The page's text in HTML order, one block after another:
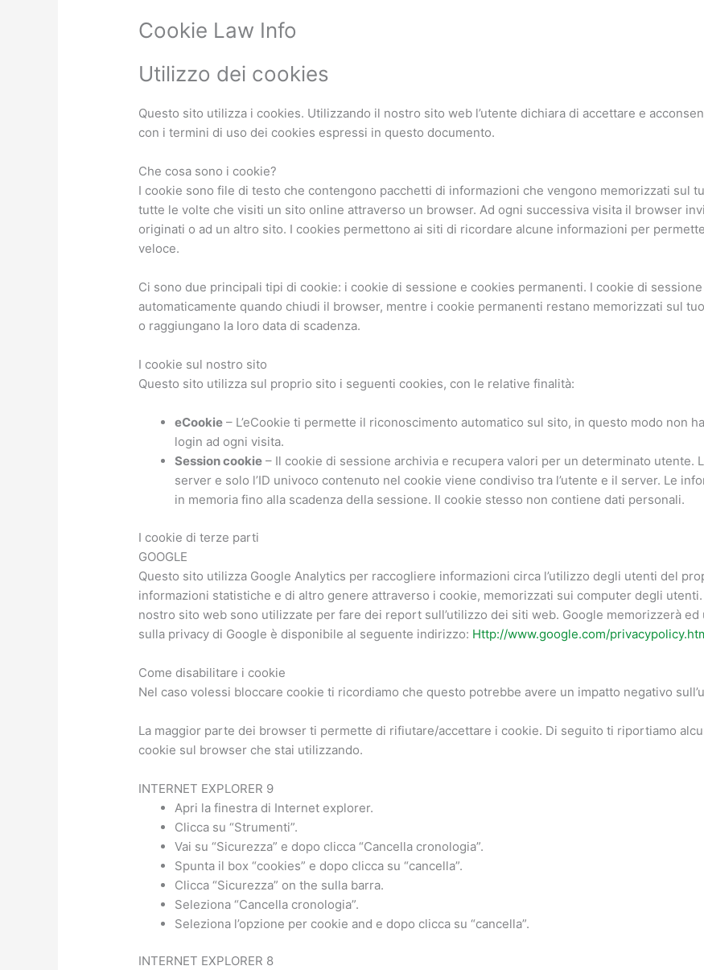
Cookie Law Info
Utilizzo dei cookies
Questo sito utilizza i cookies. Utilizzando il nostro sito web l’utente dichiara di accettare e
con i termini di uso dei cookies espressi in questo documento.
Che cosa sono i cookie?
I cookie sono file di testo che contengono pacchetti di informazioni che vengono memorizzati sul
tutte le volte che visiti un sito online attraverso un browser. Ad ogni successiva visita il browser
originati o ad un altro sito. I cookies permettono ai siti di ricordare alcune informazioni per
veloce.
Ci sono due principali tipi di cookie: i cookie di sessione e cookies permanenti. I cookie di
automaticamente quando chiudi il browser, mentre i cookie permanenti restano memorizzati sul
o raggiungano la loro data di scadenza.
I cookie sul nostro sito
Questo sito utilizza sul proprio sito i seguenti cookies, con le relative finalità:
eCookie – L’eCookie ti permette il riconoscimento automatico sul sito, in questo modo non
login ad ogni visita.
Session cookie – Il cookie di sessione archivia e recupera valori per un determinato utente.
server e solo l’ID univoco contenuto nel cookie viene condiviso tra l’utente e il server. Le
in memoria fino alla scadenza della sessione. Il cookie stesso non contiene dati personali.
I cookie di terze parti
GOOGLE
Questo sito utilizza Google Analytics per raccogliere informazioni circa l’utilizzo degli utenti del
informazioni statistiche e di altro genere attraverso i cookie, memorizzati sui computer degli
nostro sito web sono utilizzate per fare dei report sull’utilizzo dei siti web. Google memorizzerà
sulla privacy di Google è disponibile al seguente indirizzo: Http://www.google.com/
Come disabilitare i cookie
Nel caso volessi bloccare cookie ti ricordiamo che questo potrebbe avere un impatto negativo
La maggior parte dei browser ti permette di rifiutare/accettare i cookie. Di seguito ti riportiamo
cookie sul browser che stai utilizzando.
INTERNET EXPLORER 9
Apri la finestra di Internet explorer.
Clicca su “Strumenti”.
Vai su “Sicurezza” e dopo clicca “Cancella cronologia”.
Spunta il box “cookies” e dopo clicca su “cancella”.
Clicca “Sicurezza” on the sulla barra.
Seleziona “Cancella cronologia”.
Seleziona l’opzione per cookie and e dopo clicca su “cancella”.
INTERNET EXPLORER 8